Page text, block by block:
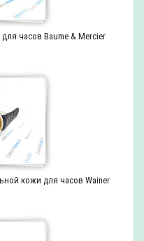
часов Baume & Mercier
кожи для часов Wainer